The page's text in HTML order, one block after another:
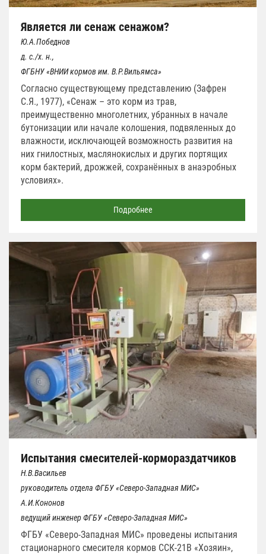
Является ли сенаж сенажом?
Ю.А.Победнов
д. с./х. н.,
ФГБНУ «ВНИИ кормов им. В.Р.Вильямса»
Согласно существующему представлению (Зафрен
С.Я., 1977), «Сенаж – это корм из трав,
преимущественно многолетних, убранных в начале
бутонизации или начале колошения, подвяленных до
влажности, исключающей возможность развития на
них гнилостных, маслянокислых и других портящих
корм бактерий, дрожжей, сохранённых в анаэробных
условиях».
Подробнее
Испытания смесителей-кормораздатчиков
Н.В.Васильев
руководитель отдела ФГБУ «Северо-Западная МИС»
А.И.Кононов
ведущий инженер ФГБУ «Северо-Западная МИС»
ФГБУ «Северо-Западная МИС» проведены испытания
стационарного смесителя кормов ССК-21В «Хозяин»,